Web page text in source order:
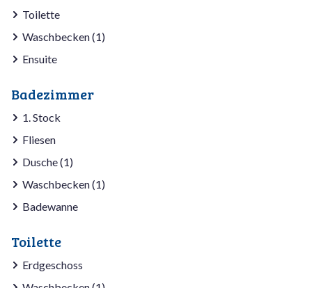
Toilette
Waschbecken (1)
Ensuite
Badezimmer
1. Stock
Fliesen
Dusche (1)
Waschbecken (1)
Badewanne
Toilette
Erdgeschoss